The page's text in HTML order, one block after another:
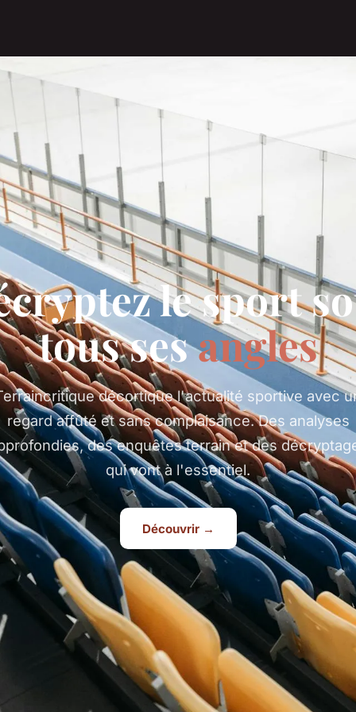
le sport
tous sesangles
décortique l'actualité sportive avec
regard affûté et sans complaisance. Des analyses
des enquêtes terrain et des
qui vont à l'essentiel.
Découvrir →